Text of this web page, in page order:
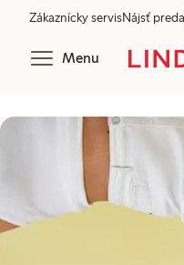
Zákaznícky servisNájsť
Menu
Aký štýl riflí je